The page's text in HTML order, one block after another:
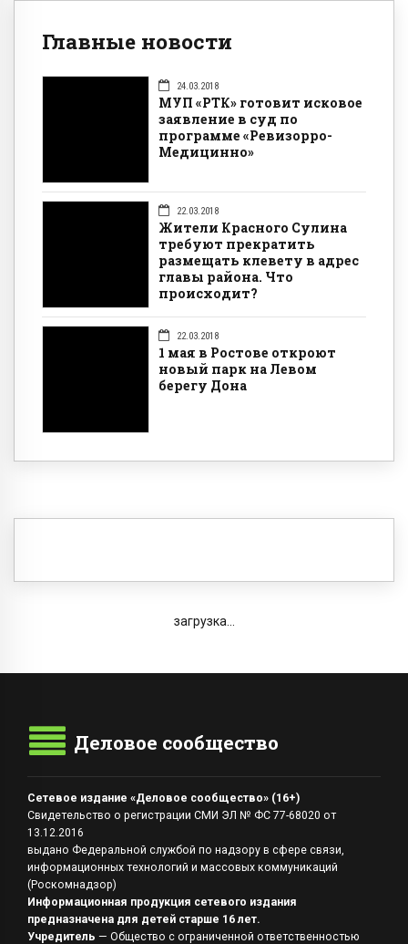
Главные новости
24.03.2018
МУП «РТК» готовит исковое
заявление в суд по
программе «Ревизорро-
Медицинно»
22.03.2018
Жители Красного Сулина
требуют прекратить
размещать клевету в адрес
главы района. Что
происходит?
22.03.2018
1 мая в Ростове откроют
новый парк на Левом
берегу Дона
загрузка...
Деловое сообщество
Сетевое издание «Деловое сообщество» (16+)
Свидетельство о регистрации СМИ ЭЛ № ФС 77-68020 от
13.12.2016
выдано Федеральной службой по надзору в сфере связи,
информационных технологий и массовых коммуникаций
(Роскомнадзор)
Информационная продукция сетевого издания
предназначена для детей старше 16 лет.
Учредитель — Общество с ограниченной ответственностью